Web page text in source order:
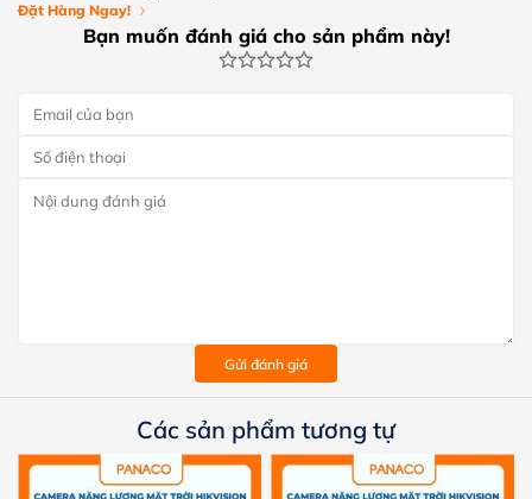
Đặt Hàng Ngay!
Bạn muốn đánh giá cho sản phẩm này!
Gửi đánh giá
Các sản phẩm tương tự